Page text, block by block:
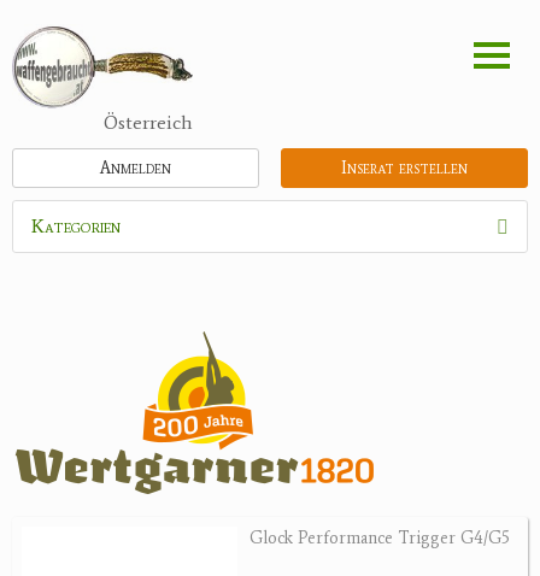
zum
Inhalt
Österreich
Inserat erstellen
Anmelden
Kategorien
Kipplaufgewehre
Kleinkalibergewehre
Repetiererbüchse
Luftdruckwaffen
Glock Performance Trigger G4/G5